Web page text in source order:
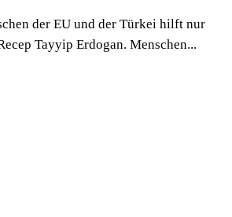
der EU und der Türkei hilft nur
Tayyip Erdogan. Menschen...